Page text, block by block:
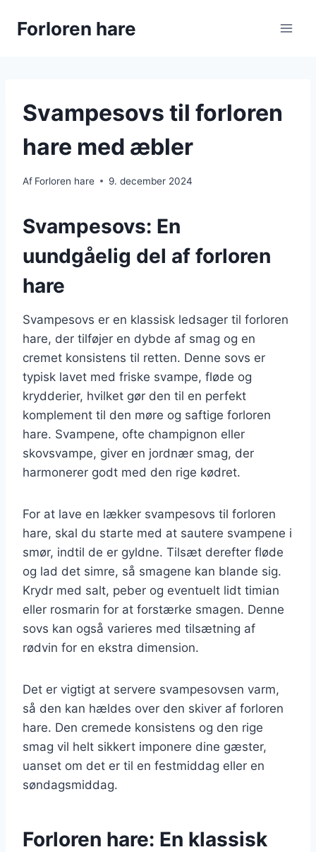
Forloren hare
Svampesovs til forloren
hare med æbler
Af Forloren hare 9. december 2024
Svampesovs: En
uundgåelig del af forloren
hare
Svampesovs er en klassisk ledsager til forloren
hare, der tilføjer en dybde af smag og en
cremet konsistens til retten. Denne sovs er
typisk lavet med friske svampe, fløde og
krydderier, hvilket gør den til en perfekt
komplement til den møre og saftige forloren
hare. Svampene, ofte champignon eller
skovsvampe, giver en jordnær smag, der
harmonerer godt med den rige kødret.
For at lave en lækker svampesovs til forloren
hare, skal du starte med at sautere svampene i
smør, indtil de er gyldne. Tilsæt derefter fløde
og lad det simre, så smagene kan blande sig.
Krydr med salt, peber og eventuelt lidt timian
eller rosmarin for at forstærke smagen. Denne
sovs kan også varieres med tilsætning af
rødvin for en ekstra dimension.
Det er vigtigt at servere svampesovsen varm,
så den kan hældes over den skiver af forloren
hare. Den cremede konsistens og den rige
smag vil helt sikkert imponere dine gæster,
uanset om det er til en festmiddag eller en
søndagsmiddag.
Forloren hare: En klassisk